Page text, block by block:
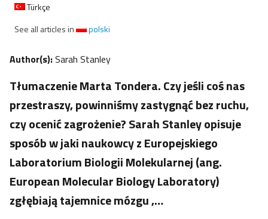
Türkçe
See all articles in
polski
Author(s):Sarah Stanley
Tłumaczenie Marta Tondera. Czy jeśli coś nas
przestraszy, powinniśmy zastygnąć bez ruchu,
czy ocenić zagrożenie? Sarah Stanley opisuje
sposób w jaki naukowcy z Europejskiego
Laboratorium Biologii Molekularnej (ang.
European Molecular Biology Laboratory)
zgłębiają tajemnice mózgu ,…